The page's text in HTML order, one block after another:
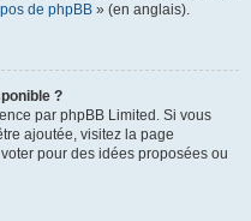
de phpBB » (en anglais).
?
par phpBB Limited. Si vous
ajoutée, visitez la page
pour des idées proposées ou